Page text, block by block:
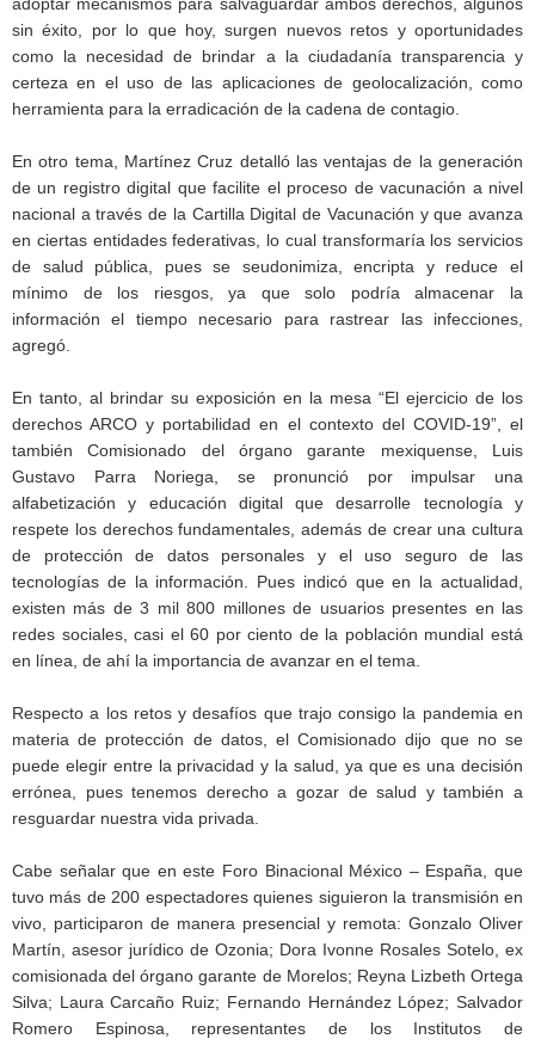
sin éxito, por lo que hoy, surgen nuevos retos y oportunidades
como la necesidad de brindar a la ciudadanía transparencia y
certeza en el uso de las aplicaciones de geolocalización, como
herramienta para la erradicación de la cadena de contagio.
En otro tema, Martínez Cruz detalló las ventajas de la generación
de un registro digital que facilite el proceso de vacunación a nivel
nacional a través de la Cartilla Digital de Vacunación y que avanza
en ciertas entidades federativas, lo cual transformaría los servicios
de salud pública, pues se seudonimiza, encripta y reduce el
mínimo de los riesgos, ya que solo podría almacenar la
información el tiempo necesario para rastrear las infecciones,
agregó.
En tanto, al brindar su exposición en la mesa “El ejercicio de los
derechos ARCO y portabilidad en el contexto del COVID-19”, el
también Comisionado del órgano garante mexiquense, Luis
Gustavo Parra Noriega, se pronunció por impulsar una
alfabetización y educación digital que desarrolle tecnología y
respete los derechos fundamentales, además de crear una cultura
de protección de datos personales y el uso seguro de las
tecnologías de la información. Pues indicó que en la actualidad,
existen más de 3 mil 800 millones de usuarios presentes en las
redes sociales, casi el 60 por ciento de la población mundial está
en línea, de ahí la importancia de avanzar en el tema.
Respecto a los retos y desafíos que trajo consigo la pandemia en
materia de protección de datos, el Comisionado dijo que no se
puede elegir entre la privacidad y la salud, ya que es una decisión
errónea, pues tenemos derecho a gozar de salud y también a
resguardar nuestra vida privada.
Cabe señalar que en este Foro Binacional México – España, que
tuvo más de 200 espectadores quienes siguieron la transmisión en
vivo, participaron de manera presencial y remota: Gonzalo Oliver
Martín, asesor jurídico de Ozonia; Dora Ivonne Rosales Sotelo, ex
comisionada del órgano garante de Morelos; Reyna Lizbeth Ortega
Silva; Laura Carcaño Ruiz; Fernando Hernández López; Salvador
Romero Espinosa, representantes de los Institutos de